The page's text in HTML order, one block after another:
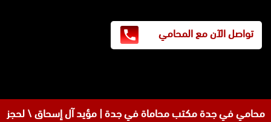
تواصل الآن مع المحامي
محامي في جدةمكتب محاماة في جدة | مؤيد آل إسحاق \ لحجز